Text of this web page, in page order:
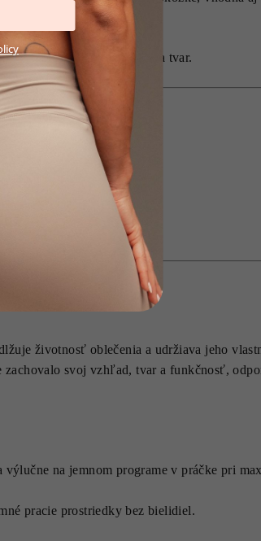
tréningy a nestráca tvar.
životnosť oblečenia a udržiava jeho
svoj vzhľad, tvar a funkčnosť,
výlučne na jemnom programe v práčke pri
pracie prostriedky bez bielidiel.